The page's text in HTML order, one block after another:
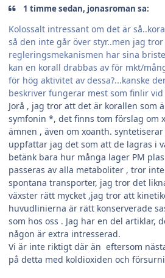
1 timme sedan, jonasroman sa:
Kolossalt intressant om det är
så den inte går över styr..men jag
regleringsmekanismen har sina
kan en korall drabbas av för mkt/
för hög aktivitet av dessa?...kanske
beskriver fungerar mest som finlir
Jorå , jag tror att det är korallen som
symfonin *, det finns tom förslag om
ämnen , även om xoanth.
uppfattar jag det som att de lagras i
betänk bara hur många lager PM
passeras av alla metaboliter , tror
spontana transporter, jag tror det
växster rätt mycket ,jag tror att
huvudlinierna är rätt konserverade
som hos oss . Jag har en del artiklar,
någon är extra intresserad.
Vi är inte riktigt där än eftersom
på detta med koldioxiden och